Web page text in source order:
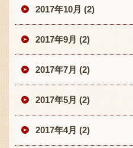
2017年10月 (2)
2017年9月 (2)
2017年7月 (2)
2017年5月 (2)
2017年4月 (2)